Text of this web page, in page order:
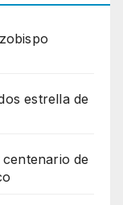
estrella de
de